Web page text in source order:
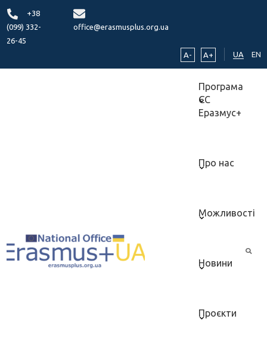
+38
(099) 332-
26-45
office@erasmusplus.org.ua
A- A+ UA EN
Програма
ЄС
Еразмус+
Про нас
Можливості
Новини
Проєкти